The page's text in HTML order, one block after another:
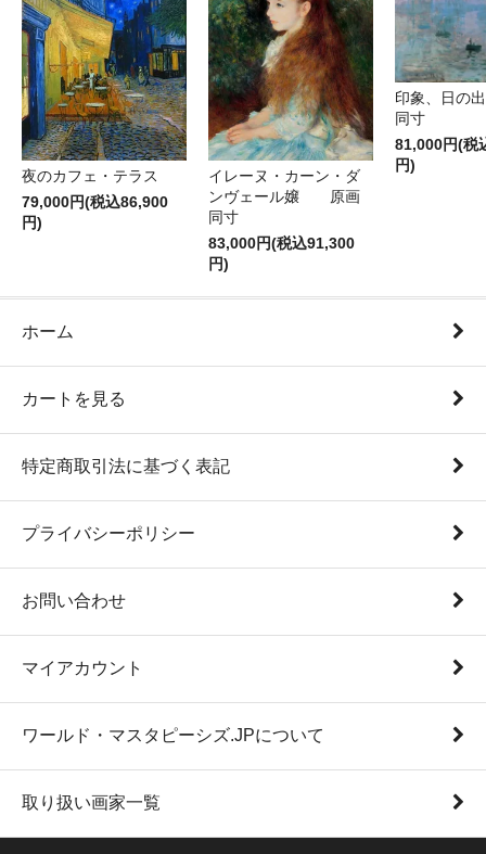
夜のカフェ・テラス
79,000円(税込86,900
円)
イレーヌ・カーン・ダ
ンヴェール嬢 原画
同寸
83,000円(税込91,300
円)
印象、日
同寸
81,000円(税
円)
ホーム
カートを見る
特定商取引法に基づく表記
プライバシーポリシー
お問い合わせ
マイアカウント
ワールド・マスタピーシズ.JPについて
取り扱い画家一覧